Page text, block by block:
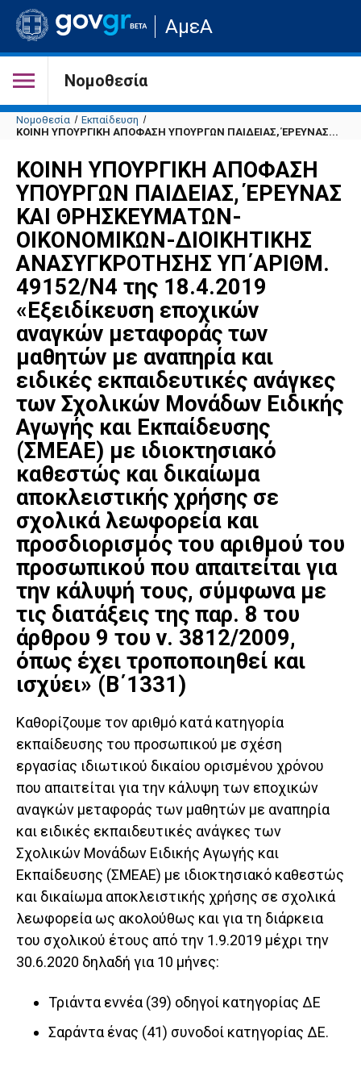
Μετάβαση
στην
σελίδα
του
ΑμεΑ
Νομοθεσία
Νομοθεσία
Εκπαίδευση
ΚΟΙΝΗ ΥΠΟΥΡΓΙΚΗ ΑΠΟΦΑΣΗ ΥΠΟΥΡΓΩΝ ΠΑΙΔΕΙΑΣ, ΈΡΕΥΝΑΣ...
ΚΟΙΝΗ ΥΠΟΥΡΓΙΚΗ ΑΠΟΦΑΣΗ
ΥΠΟΥΡΓΩΝ ΠΑΙΔΕΙΑΣ, ΈΡΕΥΝΑΣ
ΚΑΙ ΘΡΗΣΚΕΥΜΑΤΩΝ-
ΟΙΚΟΝΟΜΙΚΩΝ-ΔΙΟΙΚΗΤΙΚΗΣ
ΑΝΑΣΥΓΚΡΟΤΗΣΗΣ ΥΠ΄ΑΡΙΘΜ.
49152/Ν4 της 18.4.2019
«Εξειδίκευση εποχικών
αναγκών μεταφοράς των
μαθητών με αναπηρία και
ειδικές εκπαιδευτικές ανάγκες
των Σχολικών Μονάδων Ειδικής
Αγωγής και Εκπαίδευσης
(ΣΜΕΑΕ) με ιδιοκτησιακό
καθεστώς και δικαίωμα
αποκλειστικής χρήσης σε
σχολικά λεωφορεία και
προσδιορισμός του αριθμού του
προσωπικού που απαιτείται για
την κάλυψή τους, σύμφωνα με
τις διατάξεις της παρ. 8 του
άρθρου 9 του ν. 3812/2009,
όπως έχει τροποποιηθεί και
ισχύει» (Β΄1331)
Καθορίζουμε τον αριθμό κατά κατηγορία
εκπαίδευσης του προσωπικού με σχέση
εργασίας ιδιωτικού δικαίου ορισμένου χρόνου
που απαιτείται για την κάλυψη των εποχικών
αναγκών μεταφοράς των μαθητών με αναπηρία
και ειδικές εκπαιδευτικές ανάγκες των
Σχολικών Μονάδων Ειδικής Αγωγής και
Εκπαίδευσης (ΣΜΕΑΕ) με ιδιοκτησιακό καθεστώς
και δικαίωμα αποκλειστικής χρήσης σε σχολικά
λεωφορεία ως ακολούθως και για τη διάρκεια
του σχολικού έτους από την 1.9.2019 μέχρι την
30.6.2020 δηλαδή για 10 μήνες:
Τριάντα εννέα (39) οδηγοί κατηγορίας ΔΕ
Σαράντα ένας (41) συνοδοί κατηγορίας ΔΕ.